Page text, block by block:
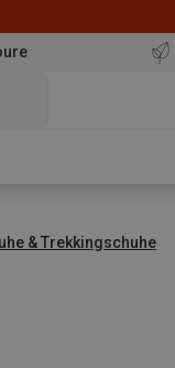
& Trekkingschuhe